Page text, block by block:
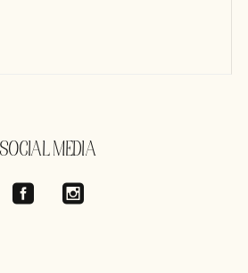
SOCIAL MEDIA